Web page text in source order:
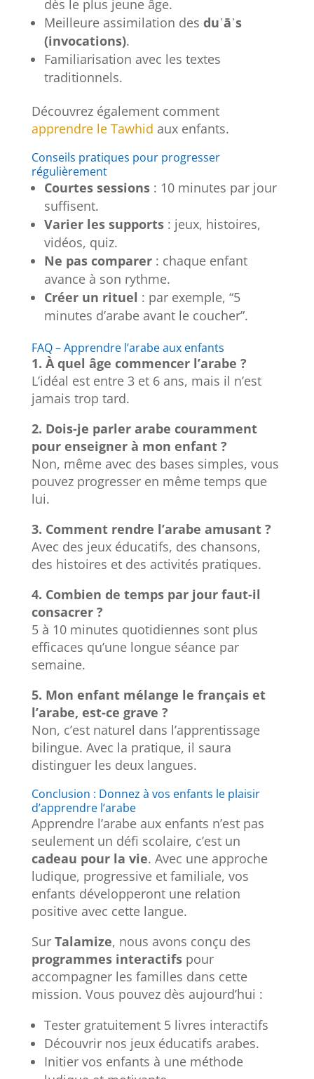
dès le plus jeune âge.
Meilleure assimilation des duʿāʾs
(invocations).
Familiarisation avec les textes
traditionnels.
Découvrez également comment
apprendre le Tawhid aux enfants.
Conseils pratiques pour progresser
régulièrement
Courtes sessions: 10 minutes par jour
suffisent.
Varier les supports: jeux, histoires,
vidéos, quiz.
Ne pas comparer: chaque enfant
avance à son rythme.
Créer un rituel : par exemple, “5
minutes d’arabe avant le coucher”.
FAQ – Apprendre l’arabe aux enfants
1. À quel âge commencer l’arabe ?
L’idéal est entre 3 et 6 ans, mais il n’est
jamais trop tard.
2. Dois-je parler arabe couramment
pour enseigner à mon enfant ?
Non, même avec des bases simples, vous
pouvez progresser en même temps que
lui.
3. Comment rendre l’arabe amusant ?
Avec des jeux éducatifs, des chansons,
des histoires et des activités pratiques.
4. Combien de temps par jour faut-il
consacrer ?
5 à 10 minutes quotidiennes sont plus
efficaces qu’une longue séance par
semaine.
5. Mon enfant mélange le français et
l’arabe, est-ce grave ?
Non, c’est naturel dans l’apprentissage
bilingue. Avec la pratique, il saura
distinguer les deux langues.
Conclusion : Donnez à vos enfants le plaisir
d’apprendre l’arabe
Apprendre l’arabe aux enfants n’est pas
seulement un défi scolaire, c’est un
cadeau pour la vie. Avec une approche
ludique, progressive et familiale, vos
enfants développeront une relation
positive avec cette langue.
Sur Talamize, nous avons conçu des
programmes interactifspour
accompagner les familles dans cette
mission. Vous pouvez dès aujourd’hui :
Tester gratuitement 5 livres interactifs
Découvrir nos jeux éducatifs arabes.
Initier vos enfants à une méthode